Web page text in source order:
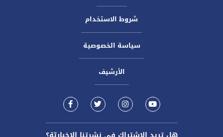
شروط الاستخدام
سياسة الخصوصية
الأرشيف